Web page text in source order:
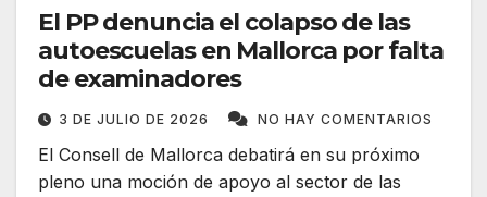
El PP denuncia el colapso de las
autoescuelas en Mallorca por falta
de examinadores
3 DE JULIO DE 2026 NO HAY COMENTARIOS
El Consell de Mallorca debatirá en su próximo
pleno una moción de apoyo al sector de las